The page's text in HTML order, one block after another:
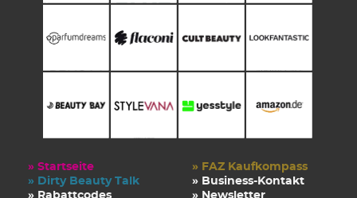
» Startseite
» Dirty Beauty Talk
» Rabattcodes
» FAZ Kaufkompass
» Business-Kontakt
» Newsletter